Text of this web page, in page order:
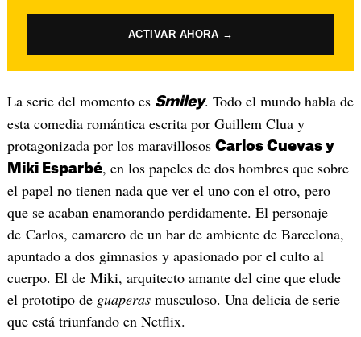
ACTIVAR AHORA →
La serie del momento es Smiley. Todo el mundo habla de
esta comedia romántica escrita por Guillem Clua y
protagonizada por los maravillosos Carlos Cuevas y
Miki Esparbé, en los papeles de dos hombres que sobre
el papel no tienen nada que ver el uno con el otro, pero
que se acaban enamorando perdidamente. El personaje
de Carlos, camarero de un bar de ambiente de Barcelona,
apuntado a dos gimnasios y apasionado por el culto al
cuerpo. El de Miki, arquitecto amante del cine que elude
el prototipo de guaperasmusculoso. Una delicia de serie
que está triunfando en Netflix.